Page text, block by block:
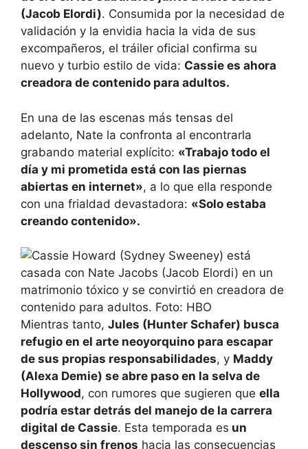
(Jacob Elordi). Consumida por la necesidad de
validación y la envidia hacia la vida de sus
excompañeros, el tráiler oficial confirma su
nuevo y turbio estilo de vida: Cassie es ahora
creadora de contenido para adultos.
En una de las escenas más tensas del
adelanto, Nate la confronta al encontrarla
grabando material explícito: «Trabajo todo el
día y mi prometida está con las piernas
abiertas en internet», a lo que ella responde
con una frialdad devastadora: «Solo estaba
creando contenido».
Mientras tanto, Jules (Hunter Schafer) busca
refugio en el arte neoyorquino para escapar
de sus propias responsabilidades, y Maddy
(Alexa Demie) se abre paso en la selva de
Hollywood, con rumores que sugieren que ella
podría estar detrás del manejo de la carrera
digital de Cassie. Esta temporada es un
descenso sin frenos hacia las consecuencias